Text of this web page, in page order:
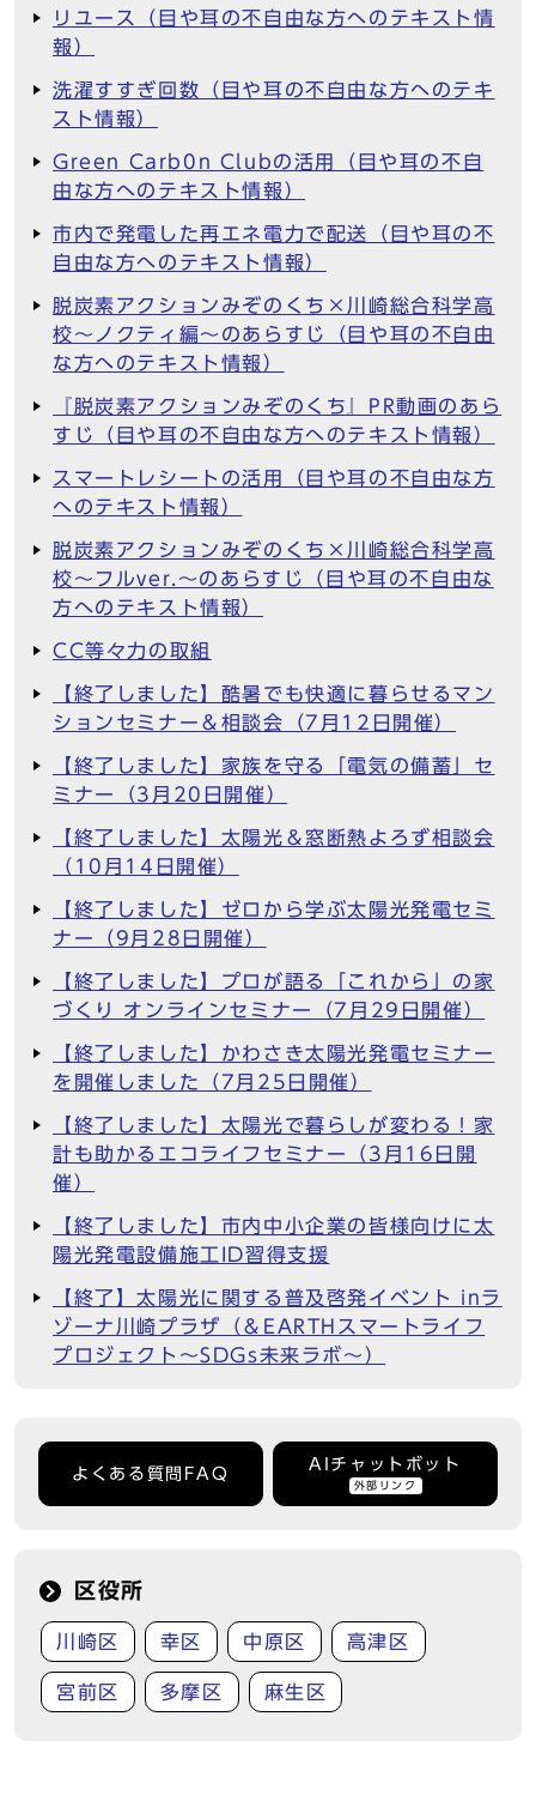
リユース（目や耳の不自由な方へのテキスト情
報）
洗濯すすぎ回数（目や耳の不自由な方へのテキ
スト情報）
Green Carb0n Clubの活用（目や耳の不自
由な方へのテキスト情報）
市内で発電した再エネ電力で配送（目や耳の不
自由な方へのテキスト情報）
脱炭素アクションみぞのくち×川崎総合科学高
校～ノクティ編～のあらすじ（目や耳の不自由
な方へのテキスト情報）
『脱炭素アクションみぞのくち』PR動画のあら
すじ（目や耳の不自由な方へのテキスト情報）
スマートレシートの活用（目や耳の不自由な方
へのテキスト情報）
脱炭素アクションみぞのくち×川崎総合科学高
校～フルver.～のあらすじ（目や耳の不自由な
方へのテキスト情報）
CC等々力の取組
【終了しました】酷暑でも快適に暮らせるマン
ションセミナー＆相談会（7月12日開催）
【終了しました】家族を守る「電気の備蓄」セ
ミナー（3月20日開催）
【終了しました】太陽光＆窓断熱よろず相談会
（10月14日開催）
【終了しました】ゼロから学ぶ太陽光発電セミ
ナー（9月28日開催）
【終了しました】プロが語る「これから」の家
づくり オンラインセミナー（7月29日開催）
【終了しました】かわさき太陽光発電セミナー
を開催しました（7月25日開催）
【終了しました】太陽光で暮らしが変わる！家
計も助かるエコライフセミナー（3月16日開
催）
【終了しました】市内中小企業の皆様向けに太
陽光発電設備施工ID習得支援
【終了】太陽光に関する普及啓発イベント inラ
ゾーナ川崎プラザ（＆EARTHスマートライフ
プロジェクト～SDGs未来ラボ～）
よくある質問FAQ
AIチャットボット
外部リンク
区役所
川崎区 幸区 中原区 高津区
宮前区 多摩区 麻生区